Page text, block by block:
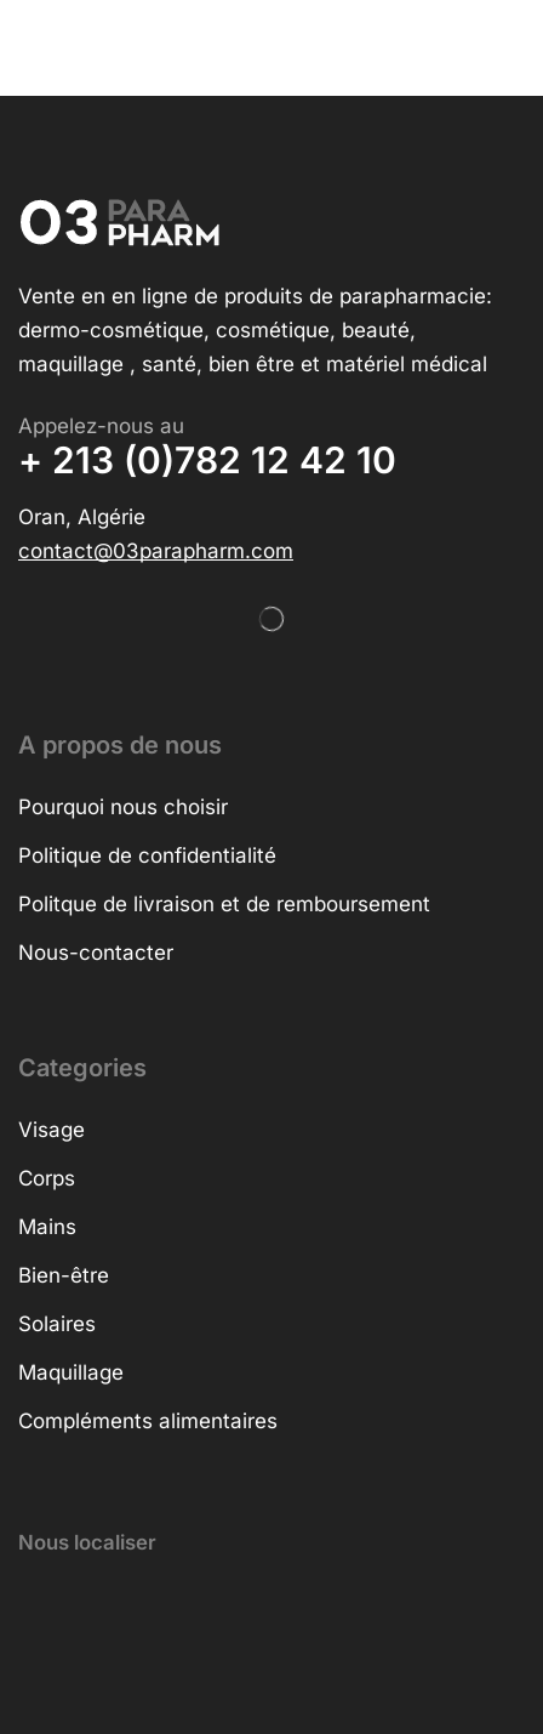
Vente en en ligne de produits de parapharmacie:
dermo-cosmétique, cosmétique, beauté,
maquillage , santé, bien être et matériel médical
Appelez-nous au
+ 213 (0)782 12 42 10
Oran, Algérie
contact@03parapharm.com
A propos de nous
Pourquoi nous choisir
Politique de confidentialité
Politque de livraison et de remboursement
Nous-contacter
Categories
Visage
Corps
Mains
Bien-être
Solaires
Maquillage
Compléments alimentaires
Nous localiser